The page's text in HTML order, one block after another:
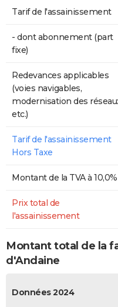
Tarif de l'assainissement
- dont abonnement (part
fixe)
Redevances applicables
(voies navigables,
modernisation des
etc.)
Tarif de l'assainissement
Hors Taxe
Montant de la TVA à 10,0%
Prix total de
l'assainissement
Montant total de la
d'Andaine
Données 2024